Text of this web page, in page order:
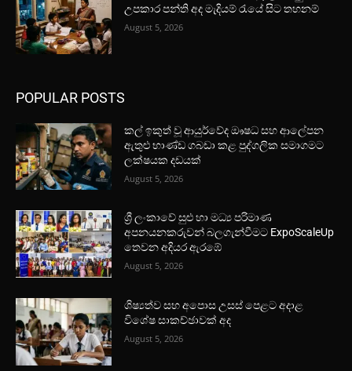
උපකාර පන්ති අද මැදියම් රැයේ සිට තහනම්
August 5, 2026
POPULAR POSTS
කල් ඉකුත් වූ ආයුර්වේද ඖෂධ සහ ආලේපන
ඇතුළු භාණ්ඩ ගබඩා කළ පුද්ගලික සමාගමට
ලක්ෂයක දඩයක්
August 5, 2026
ශ්‍රී ලංකාවේ සුළු හා මධ්‍ය පරිමාණ
අපනයනකරුවන් බලගැන්වීමට ExpoScaleUp
තෙවන අදියර ඇරඹේ
August 5, 2026
ශිෂ්‍යත්ව සහ අපොස උසස් පෙළට අදාළ
විශේෂ සාකච්ඡාවක් අද
August 5, 2026